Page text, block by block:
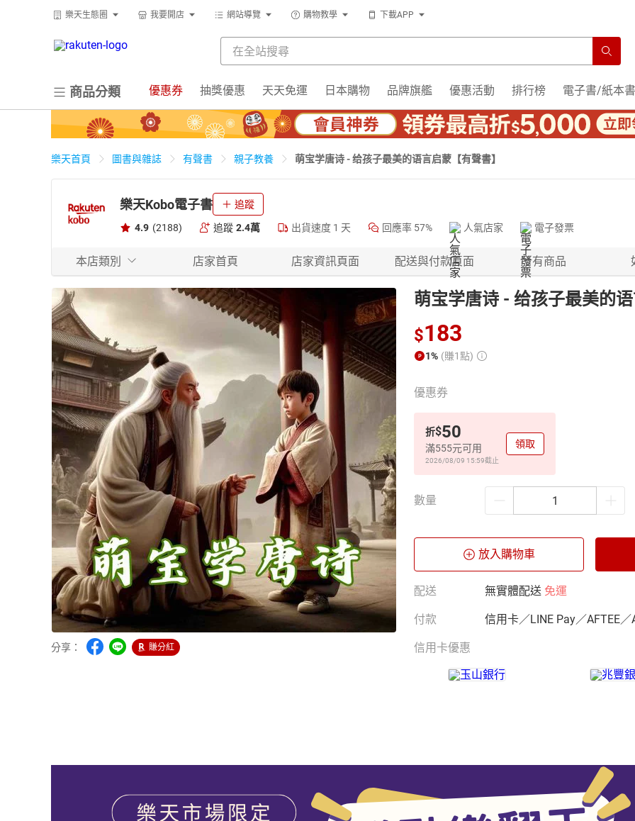
樂天生態圈 我要開店 網站導覽 購物教學 下載APP
商品分類 優惠券 抽獎優惠 天天免運 日本購物 品牌旗艦 優惠活動 排行榜 電子書/紙本書
樂天首頁 圖書與雜誌 有聲書 親子教養 萌宝学唐诗 - 给孩子最美的语言启蒙【有聲書】
樂天Kobo電子書 追蹤
4.9 (2188) 追蹤 2.4萬 出貨速度 1 天 回應率 57% 人氣店家 電子發票
本店類別 店家首頁 店家資訊頁面 配送與付款頁面 所有商品
分享： 賺分紅
萌宝学唐诗 - 给孩子最美的
$183
1% (賺1點)
優惠券
折$50
滿555元可用
2026/08/09 15:59截止
領取
數量
放入購物車
配送 無實體配送 免運
付款 信用卡／LINE Pay／AFTEE／
信用卡優惠